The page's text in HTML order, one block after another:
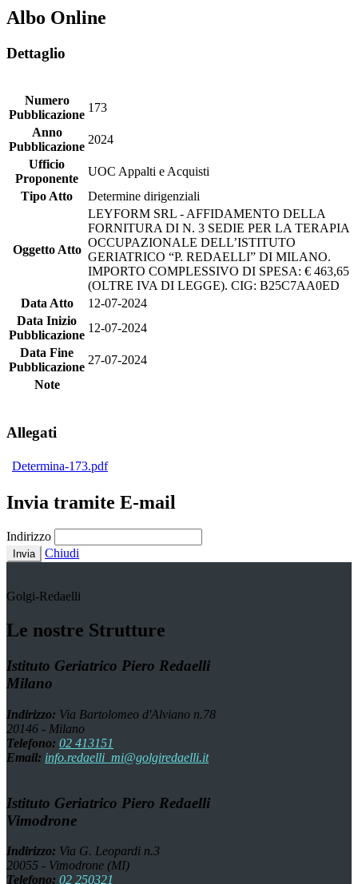
Albo Online
Dettaglio
Numero
Pubblicazione
173
Anno
Pubblicazione
2024
Ufficio
Proponente
UOC Appalti e Acquisti
Tipo Atto
Determine dirigenziali
Oggetto Atto
LEYFORM SRL - AFFIDAMENTO DELLA
FORNITURA DI N. 3 SEDIE PER LA TERAPIA
OCCUPAZIONALE DELL’ISTITUTO
GERIATRICO “P. REDAELLI” DI MILANO.
IMPORTO COMPLESSIVO DI SPESA: € 463,65
(OLTRE IVA DI LEGGE). CIG: B25C7AA0ED
Data Atto
12-07-2024
Data Inizio
Pubblicazione
12-07-2024
Data Fine
Pubblicazione
27-07-2024
Note
Allegati
Determina-173.pdf
Invia tramite E-mail
Indirizzo
Invia Chiudi
Golgi-Redaelli
Le nostre Strutture
Istituto Geriatrico Piero Redaelli
Milano
Indirizzo: Via Bartolomeo d'Alviano n.78
20146 - Milano
Telefono: 02 413151
Email: info.redaelli_mi@golgiredaelli.it
Istituto Geriatrico Piero Redaelli
Vimodrone
Indirizzo: Via G. Leopardi n.3
20055 - Vimodrone (MI)
Telefono: 02 250321